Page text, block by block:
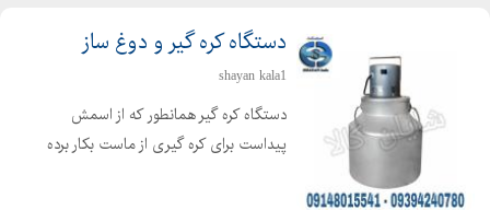
دستگاه کره گیر و دوغ ساز
shayan kala1
دستگاه کره گیر همانطور که از اسمش
پیداست برای کره گیری از ماست بکار برده